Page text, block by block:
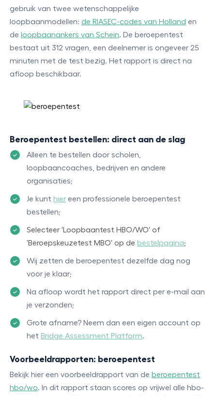
gebruik van twee wetenschappelijke
loopbaanmodellen: de RIASEC-codes van Holland en
de loopbaanankers van Schein. De beroepentest
bestaat uit 312 vragen, een deelnemer is ongeveer 25
minuten met de test bezig. Het rapport is direct na
afloop beschikbaar.
Beroepentest bestellen: direct aan de slag
Alleen te bestellen door scholen,
loopbaancoaches, bedrijven en andere
organisaties;
Je kunt hier een professionele beroepentest
bestellen;
Selecteer 'Loopbaantest HBO/WO' of
'Beroepskeuzetest MBO' op de bestelpagina;
Wij zetten de beroepentest dezelfde dag nog
voor je klaar;
Na afloop wordt het rapport direct per e-mail aan
je verzonden;
Grote afname? Neem dan een eigen account op
het Bridge Assessment Platform.
Voorbeeldrapporten: beroepentest
Bekijk hier een voorbeeldrapport van de beroepentest
hbo/wo. In dit rapport staan scores op vrijwel alle hbo-